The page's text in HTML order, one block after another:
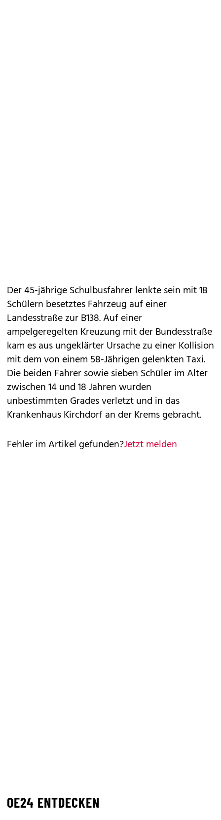
Der 45-jährige Schulbusfahrer lenkte sein mit 18
Schülern besetztes Fahrzeug auf einer
Landesstraße zur B138. Auf einer
ampelgeregelten Kreuzung mit der Bundesstraße
kam es aus ungeklärter Ursache zu einer Kollision
mit dem von einem 58-Jährigen gelenkten Taxi.
Die beiden Fahrer sowie sieben Schüler im Alter
zwischen 14 und 18 Jahren wurden
unbestimmten Grades verletzt und in das
Krankenhaus Kirchdorf an der Krems gebracht.
Fehler im Artikel gefunden?Jetzt melden
OE24 ENTDECKEN